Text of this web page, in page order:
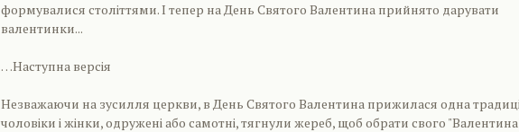
формувалися століттями. І тепер на День Святого Валентина прийнято дарувати
валентинки...
…Наступна версія
Незважаючи на зусилля церкви, в День Святого Валентина прижилася одна
чоловіки і жінки, одружені або самотні, тягнули жереб, щоб обрати свого